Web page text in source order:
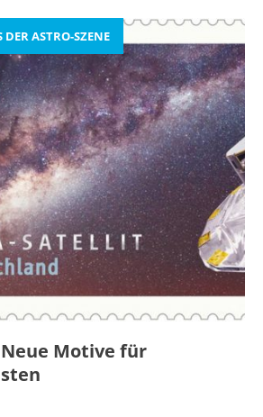
ASTRO-SZENE
Motive für